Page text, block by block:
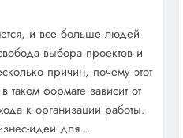
и все больше людей
выбора проектов и
причин, почему этот
формате зависит от
к организации работы.
идеи для…